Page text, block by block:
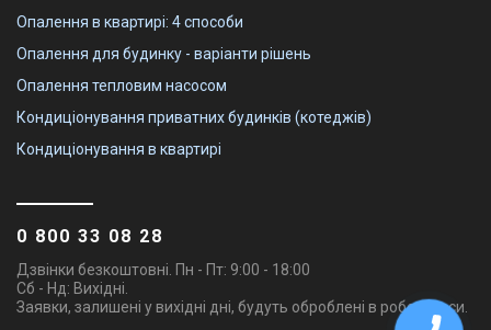
Опалення в квартирі: 4 способи
Опалення для будинку - варіанти рішень
Опалення тепловим насосом
Кондиціонування приватних будинків (котеджів)
Кондиціонування в квартирі
0 800 33 08 28
Дзвінки безкоштовні. Пн - Пт: 9:00 - 18:00
Сб - Нд: Вихідні.
Заявки, залишені у вихідні дні, будуть оброблені в робочі часи.